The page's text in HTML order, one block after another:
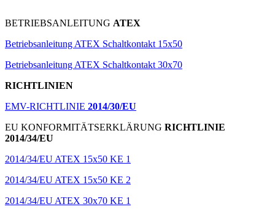
BETRIEBSANLEITUNG ATEX
Betriebsanleitung ATEX Schaltkontakt 15x50
Betriebsanleitung ATEX Schaltkontakt 30x70
RICHTLINIEN
EMV-RICHTLINIE 2014/30/EU
EU KONFORMITÄTSERKLÄRUNG RICHTLINIE
2014/34/EU
2014/34/EU ATEX 15x50 KE 1
2014/34/EU ATEX 15x50 KE 2
2014/34/EU ATEX 30x70 KE 1